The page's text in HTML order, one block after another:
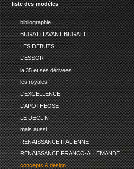
liste des modèles
bibliographie
BUGATTI AVANT BUGATTI
LES DEBUTS
L'ESSOR
la 35 et ses dérivees
les royales
L'EXCELLENCE
L'APOTHEOSE
LE DECLIN
mais aussi...
RENAISSANCE ITALIENNE
RENAISSANCE FRANCO-ALLEMANDE
concepts & design